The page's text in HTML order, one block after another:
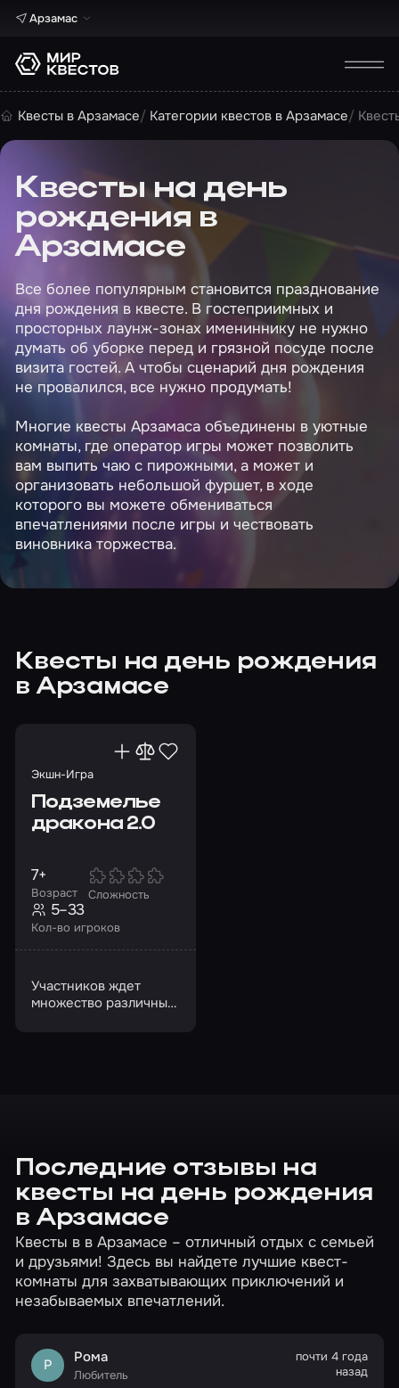
Арзамас
Квесты в Арзамасе Категории квестов в Арзамасе
Квесты на день
рождения в
Арзамасе
Все более популярным становится празднование
дня рождения в квесте. В гостеприимных и
просторных лаунж-зонах имениннику не нужно
думать об уборке перед и грязной посуде после
визита гостей. А чтобы сценарий дня рождения
не провалился, все нужно продумать!
Многие квесты Арзамаса объединены в уютные
комнаты, где оператор игры может позволить
вам выпить чаю с пирожными, а может и
организовать небольшой фуршет, в ходе
которого вы можете обмениваться
впечатлениями после игры и чествовать
виновника торжества.
Квесты на день рождения
в Арзамасе
Экшн-Игра
Подземелье
дракона 2.0
Возраст
7+
Сложность
Кол-во игроков
5–33
Участников ждет
множество различных
Последние отзывы на
квесты на день рождения
в Арзамасе
Квесты в в Арзамасе – отличный отдых с семьей
и друзьями! Здесь вы найдете лучшие квест-
комнаты для захватывающих приключений и
незабываемых впечатлений.
Р Рома
Любитель
почти 4 года
назад